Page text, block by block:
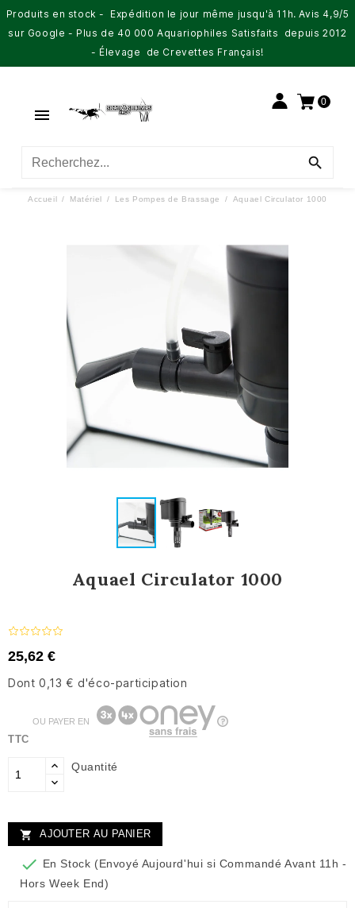
Produits en stock - Expédition le jour même jusqu'à 11h. Avis 4,9/5
sur Google - Plus de 40 000 Aquariophiles Satisfaits depuis 2012
- Élevage de Crevettes Français!

0

Accueil Matériel Les Pompes de Brassage Aquael Circulator 1000
Aquael Circulator 1000
25,62 €
Dont 0,13 € d'éco-participation
TTC
OU PAYER EN
Quantité
 AJOUTER AU PANIER
 En Stock (Envoyé Aujourd'hui si Commandé Avant 11h -
Hors Week End)